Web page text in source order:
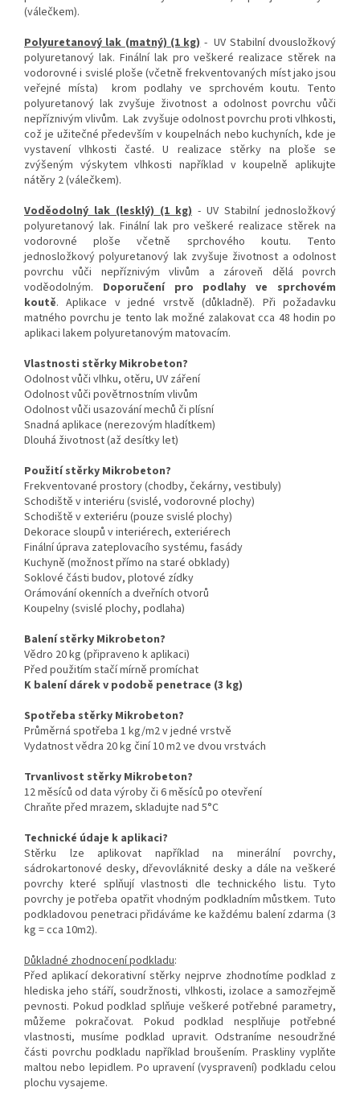
(válečkem).
Polyuretanový lak (matný) (1 kg) - UV Stabilní dvousložkový
polyuretanový lak. Finální lak pro veškeré realizace stěrek na
vodorovné i svislé ploše (včetně frekventovaných míst jako jsou
veřejné místa) krom podlahy ve sprchovém koutu. Tento
polyuretanový lak zvyšuje životnost a odolnost povrchu vůči
nepříznivým vlivům. Lak zvyšuje odolnost povrchu proti vlhkosti,
což je užitečné především v koupelnách nebo kuchyních, kde je
vystavení vlhkosti časté. U realizace stěrky na ploše se
zvýšeným výskytem vlhkosti například v koupelně aplikujte
nátěry 2 (válečkem).
Voděodolný lak (lesklý) (1 kg) - UV Stabilní jednosložkový
polyuretanový lak. Finální lak pro veškeré realizace stěrek na
vodorovné ploše včetně sprchového koutu. Tento
jednosložkový polyuretanový lak zvyšuje životnost a odolnost
povrchu vůči nepříznivým vlivům a zároveň dělá povrch
voděodolným. Doporučení pro podlahy ve sprchovém
koutě. Aplikace v jedné vrstvě (důkladně). Při požadavku
matného povrchu je tento lak možné zalakovat cca 48 hodin po
aplikaci lakem polyuretanovým matovacím.
Vlastnosti stěrky Mikrobeton?
Odolnost vůči vlhku, otěru, UV záření
Odolnost vůči povětrnostním vlivům
Odolnost vůči usazování mechů či plísní
Snadná aplikace (nerezovým hladítkem)
Dlouhá životnost (až desítky let)
Použití stěrky Mikrobeton?
Frekventované prostory (chodby, čekárny, vestibuly)
Schodiště v interiéru (svislé, vodorovné plochy)
Schodiště v exteriéru (pouze svislé plochy)
Dekorace sloupů v interiérech, exteriérech
Finální úprava zateplovacího systému, fasády
Kuchyně (možnost přímo na staré obklady)
Soklové části budov, plotové zídky
Orámování okenních a dveřních otvorů
Koupelny (svislé plochy, podlaha)
Balení stěrky Mikrobeton?
Vědro 20 kg (připraveno k aplikaci)
Před použitím stačí mírně promíchat
K balení dárek v podobě penetrace (3 kg)
Spotřeba stěrky Mikrobeton?
Průměrná spotřeba 1 kg/m2 v jedné vrstvě
Vydatnost vědra 20 kg činí 10 m2 ve dvou vrstvách
Trvanlivost stěrky Mikrobeton?
12 měsíců od data výroby či 6 měsíců po otevření
Chraňte před mrazem, skladujte nad 5°C
Technické údaje k aplikaci?
Stěrku lze aplikovat například na minerální povrchy,
sádrokartonové desky, dřevovláknité desky a dále na veškeré
povrchy které splňují vlastnosti dle technického listu. Tyto
povrchy je potřeba opatřit vhodným podkladním můstkem. Tuto
podkladovou penetraci přidáváme ke každému balení zdarma (3
kg = cca 10m2).
Důkladné zhodnocení podkladu:
Před aplikací dekorativní stěrky nejprve zhodnotíme podklad z
hlediska jeho stáří, soudržnosti, vlhkosti, izolace a samozřejmě
pevnosti. Pokud podklad splňuje veškeré potřebné parametry,
můžeme pokračovat. Pokud podklad nesplňuje potřebné
vlastnosti, musíme podklad upravit. Odstraníme nesoudržné
části povrchu podkladu například broušením. Praskliny vyplňte
maltou nebo lepidlem. Po upravení (vyspravení) podkladu celou
plochu vysajeme.